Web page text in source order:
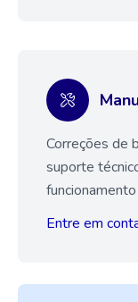
Correções de
suporte
Entre em